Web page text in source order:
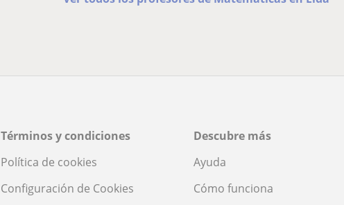
Términos y condiciones
Política de cookies
Configuración de Cookies
Descubre más
Ayuda
Cómo funciona